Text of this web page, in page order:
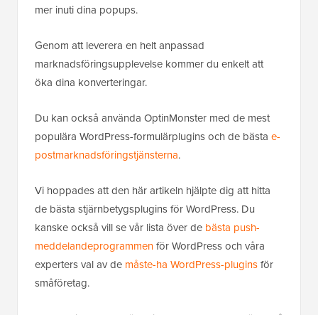
mer inuti dina popups.
Genom att leverera en helt anpassad
marknadsföringsupplevelse kommer du enkelt att
öka dina konverteringar.
Du kan också använda OptinMonster med de mest
populära WordPress-formulärplugins och de bästa e-
postmarknadsföringstjänsterna.
Vi hoppades att den här artikeln hjälpte dig att hitta
de bästa stjärnbetygsplugins för WordPress. Du
kanske också vill se vår lista över de bästa push-
meddelandeprogrammenför WordPress och våra
experters val av de måste-ha WordPress-pluginsför
småföretag.